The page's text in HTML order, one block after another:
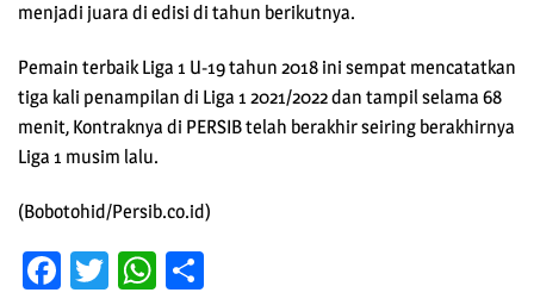
menjadi juara di edisi di tahun berikutnya.
Pemain terbaik Liga 1 U-19 tahun 2018 ini sempat mencatatkan
tiga kali penampilan di Liga 1 2021/2022 dan tampil selama 68
menit, Kontraknya di PERSIB telah berakhir seiring berakhirnya
Liga 1 musim lalu.
(Bobotohid/Persib.co.id)
Facebook
TwitterWhatsApp